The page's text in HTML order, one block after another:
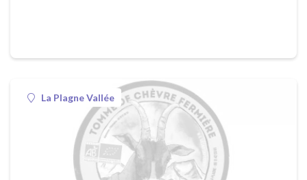
La Plagne Vallée